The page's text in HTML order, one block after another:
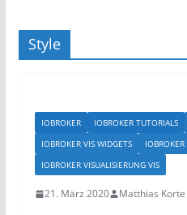
Style
IOBROKER IOBROKER TUTORIALS
IOBROKER VIS WIDGETS
IOBROKER VISUALISIERUNG VIS
21. März 2020 Matthias Korte